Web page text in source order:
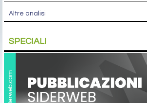
Altre analisi
SPECIALI